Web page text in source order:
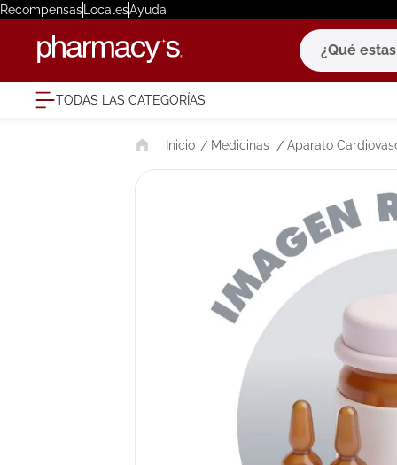
RecompensasLocalesAyuda
¿Qué estas
TODAS LAS CATEGORÍAS
Medicinas Aparato 1. eucerin
3.
7.
. roche
9. nivea
10 pañales